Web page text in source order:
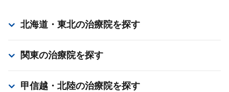
北海道・東北の治療院を探す
関東の治療院を探す
甲信越・北陸の治療院を探す